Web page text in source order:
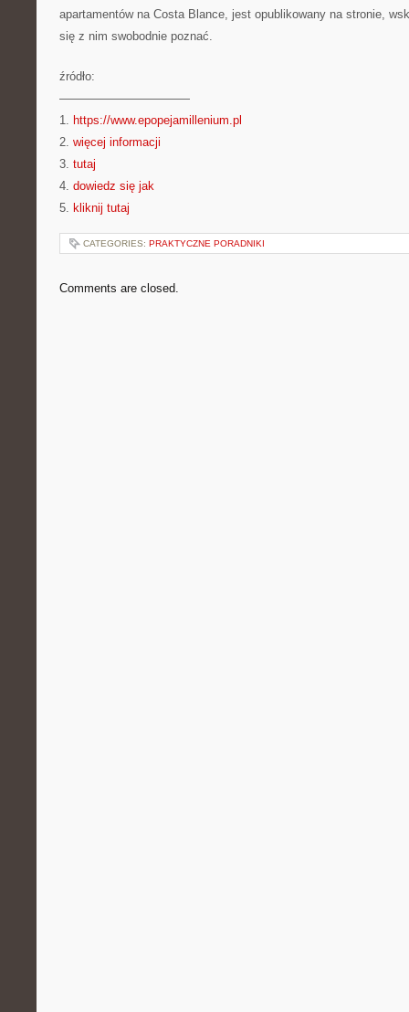
apartamentów na Costa Blance, jest opublikowany na stronie,
się z nim swobodnie poznać.
źródło:
———————————
1. https://www.epopejamillenium.pl
2. więcej informacji
3. tutaj
4. dowiedz się jak
5. kliknij tutaj
CATEGORIES: PRAKTYCZNE PORADNIKI
Comments are closed.